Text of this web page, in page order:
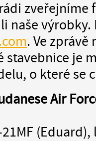
naše
. Ve
stavebnice je
o které se
Air
21MF